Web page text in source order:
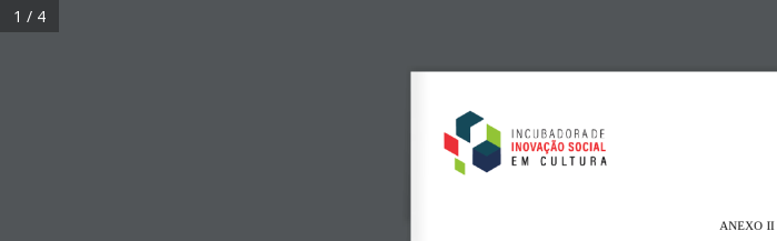
ANEXO II
1 / 4